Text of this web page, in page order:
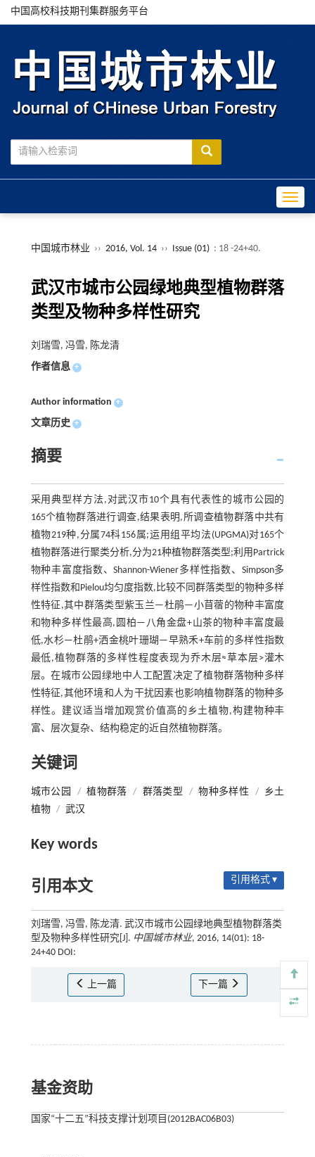
中国高校科技期刊集群服务平台
中国城市林业 ›› 2016, Vol. 14 ›› Issue (01) : 18 -24+40.
武汉市城市公园绿地典型植物群落
类型及物种多样性研究
刘瑞雪, 冯雪, 陈龙清
作者信息 +
Author information +
文章历史 +
摘要
采用典型样方法,对武汉市10个具有代表性的城市公园的
165个植物群落进行调查,结果表明,所调查植物群落中共有
植物219种,分属74科156属;运用组平均法(UPGMA)对165个
植物群落进行聚类分析,分为21种植物群落类型;利用Partrick
物种丰富度指数、Shannon-Wiener多样性指数、Simpson多
样性指数和Pielou均匀度指数,比较不同群落类型的物种多样
性特征,其中群落类型紫玉兰—杜鹃—小苜蓿的物种丰富度
和物种多样性最高,圆柏—八角金盘+山茶的物种丰富度最
低,水杉—杜鹃+洒金桃叶珊瑚—早熟禾+车前的多样性指数
最低,植物群落的多样性程度表现为乔木层≈草本层>灌木
层。在城市公园绿地中人工配置决定了植物群落物种多样
性特征,其他环境和人为干扰因素也影响植物群落的物种多
样性。建议适当增加观赏价值高的乡土植物,构建物种丰
富、层次复杂、结构稳定的近自然植物群落。
关键词
城市公园 / 植物群落 / 群落类型 / 物种多样性 /
乡土
植物 / 武汉
Key words
引用本文 引用格式 ▾
刘瑞雪, 冯雪, 陈龙清. 武汉市城市公园绿地典型植物群落类
型及物种多样性研究[J]. 中国城市林业, 2016, 14(01): 18-
24+40 DOI:
上一篇 下一篇
基金资助
国家“十二五”科技支撑计划项目(2012BAC06B03)